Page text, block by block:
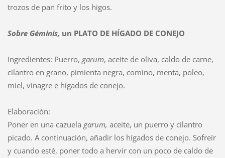
trozos de pan frito y los higos.
SobreGéminis, un PLATO DE HÍGADO DE CONEJO
Ingredientes: Puerro, garum, aceite de oliva, caldo de carne,
cilantro en grano, pimienta negra, comino, menta, poleo,
miel, vinagre e hígados de conejo.
Elaboración:
Poner en una cazuela garum, aceite, un puerro y cilantro
picado. A continuación, añadir los hígados de conejo. Sofreír
y cuando esté, poner todo a hervir con un poco de caldo de